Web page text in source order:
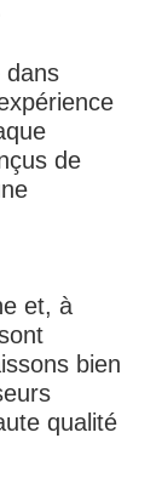
dans
de
et, à
bien
qualité